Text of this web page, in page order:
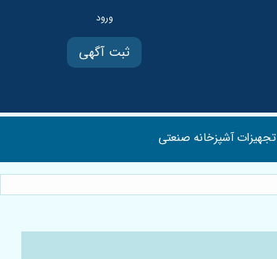
ثبت آگهی
تجهیزات آشپزخانه صنعتی